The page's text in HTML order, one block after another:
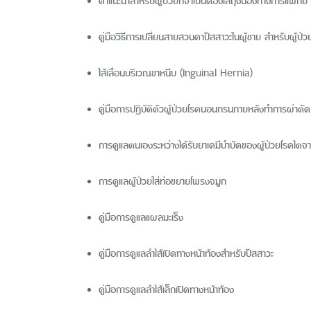
คู่มือวิธีการเปลี่ยนสายสวนคาปัสสาวะในผู้ชาย สำหรับผู้ป่
ไส้เลื่อนบริเวณขาหนีบ (Inguinal Hernia)
คู่มือการปฏิบัติตัวผู้ป่วยโรคนอนกรนภายหลังทำการผ่าตัด
การดูแลตนเองระหว่างได้รับยาเคมีบำบัดของผู้ป่วยโรคไตจ
การดูแลผู้ป่วยใส่ท่อขยายโพรงจมูก
คู่มือการดูแลแผลมะเร็ง
คู่มือการดูแลลำไส้เปิดทางหน้าท้องสำหรับปัสสาวะ
คู่มือการดูแลลำไส้เล็กเปิดทางหน้าท้อง